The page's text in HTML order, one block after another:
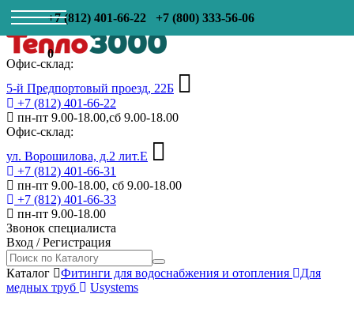
+7 (812) 401-66-22 +7 (800) 333-56-06
0
Офис-склад:
5-й Предпортовый проезд, 22Б
+7 (812) 401-66-22
пн-пт 9.00-18.00,сб 9.00-18.00
Офис-склад:
ул. Ворошилова, д.2 лит.Е
+7 (812) 401-66-31
пн-пт 9.00-18.00, сб 9.00-18.00
+7 (812) 401-66-33
пн-пт 9.00-18.00
Звонок специалиста
Вход /Регистрация
Каталог Фитинги для водоснабжения и отопления
Для
медных труб
Usystems